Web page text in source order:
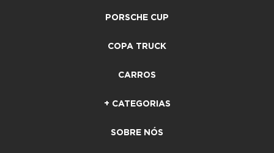
PORSCHE CUP
COPA TRUCK
CARROS
+ CATEGORIAS
SOBRE NÓS